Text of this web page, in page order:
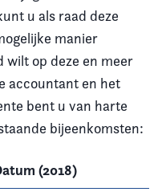
u als raad deze
manier
wilt op deze en meer
accountant en het
bent u van harte
bijeenkomsten:
(2018)